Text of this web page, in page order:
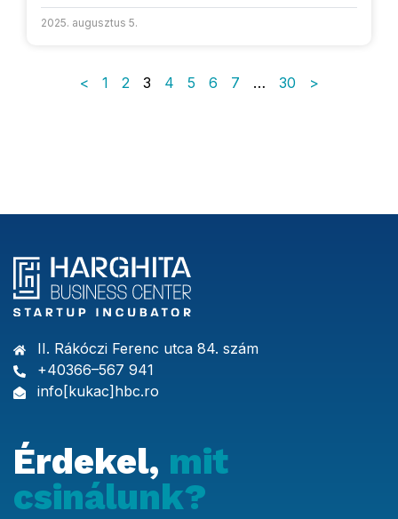
2025. augusztus 5.
Bejegyzések
< 1 2 3 4 5 6 7 … 30 >
II. Rákóczi Ferenc utca 84. szám
+40366–567 941
info[kukac]hbc.ro
Érdekel, mit
csinálunk?